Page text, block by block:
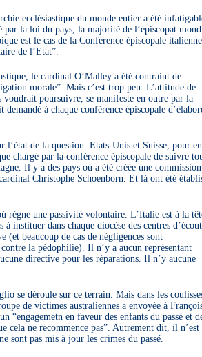
ecclésiastique du monde entier a été
par la loi du pays, la majorité de l’épiscopat
est le cas de la Conférence épiscopale italienne
de l’Etat”.
le cardinal O’Malley a été contraint de
morale”. Mais c’est trop peu. L’attitude de
voudrait poursuivre, se manifeste en outre par la
à chaque conférence épiscopale
l’état de la question. Etats-Unis et Suisse, pour en
chargé par la conférence épiscopale de suivre
Il y a des pays où a été créée une commission
Christophe Schoenborn. Et là ont été
règne une passivité volontaire. L’Italie est à la
instituer dans chaque diocèse des centres
beaucoup de cas de négligences sont
la pédophilie). Il n’y a aucun représentant
directive pour les réparations. Il n’y aucune
se déroule sur ce terrain. Mais dans les
de victimes australiennes a envoyée à
“engagemetn en faveur des enfants du passé et
cela ne recommence pas”. Autrement dit, il n’est
sont pas mis à jour les crimes du passé.